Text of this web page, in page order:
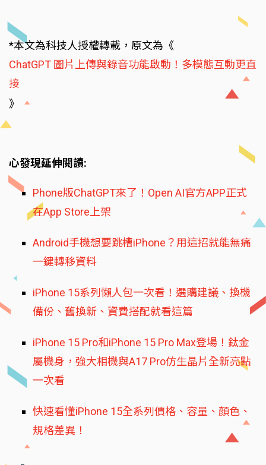
*本文為科技人授權轉載，原文為《
ChatGPT 圖片上傳與錄音功能啟動！多模態互動更直
接
》
心發現延伸閱讀:
Phone版ChatGPT來了！Open AI官方APP正式
在App Store上架
Android手機想要跳槽iPhone？用這招就能無痛
一鍵轉移資料
iPhone 15系列懶人包一次看！選購建議、換機
備份、舊換新、資費搭配就看這篇
iPhone 15 Pro和iPhone 15 Pro Max登場！鈦金
屬機身，強大相機與A17 Pro仿生晶片全新亮點
一次看
快速看懂iPhone 15全系列價格、容量、顏色、
規格差異！